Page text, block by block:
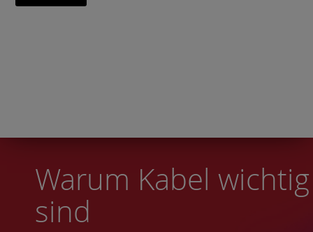
Warum Kabel wichtig
sind